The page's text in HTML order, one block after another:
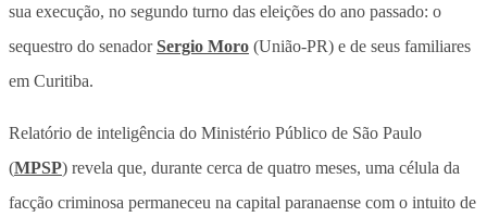
sua execução, no segundo turno das eleições do ano passado: o
sequestro do senadorSergio Moro (União-PR) e de seus familiares
em Curitiba.
Relatório de inteligência do Ministério Público de São Paulo
(MPSP) revela que, durante cerca de quatro meses, uma célula da
facção criminosa permaneceu na capital paranaense com o intuito de